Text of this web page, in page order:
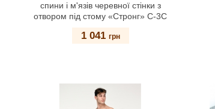
спини і м'язів черевної стінки з
отвором під стому «Стронг» С-3С
1 041 грн